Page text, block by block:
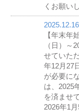
くお願い
2025.12.16
【年末年
（日）～
せていた
年12月27
が必要に
は、2025
を済ませ
2026年1